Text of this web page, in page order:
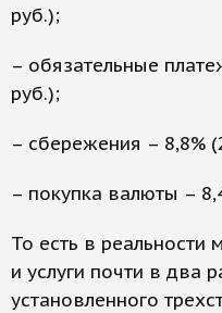
руб.);
– обязательные
руб.);
– сбережения – 8,8%
– покупка валюты –
То есть в реальности
и услуги почти в два
установленного